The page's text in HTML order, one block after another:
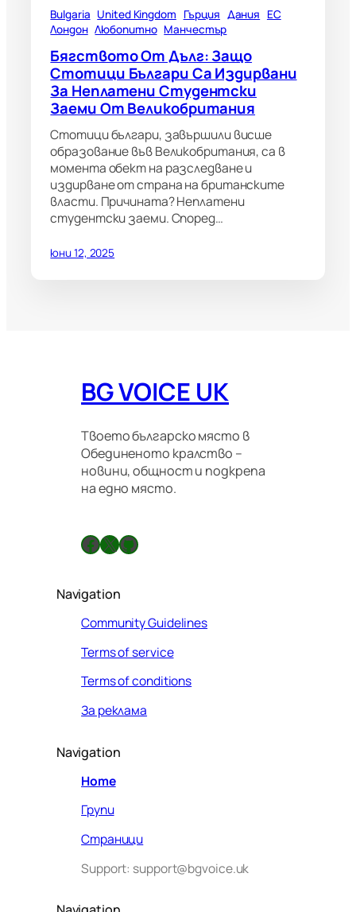
Bulgaria United Kingdom Гърция Дания
ЕС
Лондон Любопитно Манчестър
Бягството От Дълг: Защо
Стотици Българи Са Издирвани
За Неплатени Студентски
Заеми От Великобритания
Стотици българи, завършили висше
образование във Великобритания, са в
момента обект на разследване и
издирване от страна на британските
власти. Причината? Неплатени
студентски заеми. Според…
юни 12, 2025
BG VOICE UK
Твоето българско място в
Обединеното кралство –
новини, общност и подкрепа
на едно място.
Facebook X GitHub
Navigation
Community Guidelines
Terms of service
Terms of conditions
За реклама
Navigation
Home
Групи
Страници
Support: support@bgvoice.uk